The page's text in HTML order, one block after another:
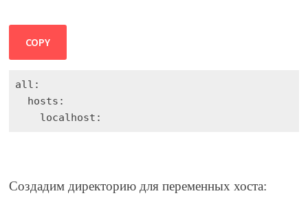
COPY
    localhost:
Создадим директорию для переменных хоста: